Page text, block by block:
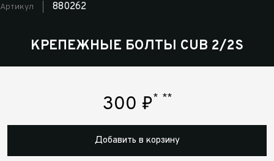
Артикул 880262
КРЕПЕЖНЫЕ БОЛТЫ CUB 2/2S
300 ₽* **
Добавить в корзину